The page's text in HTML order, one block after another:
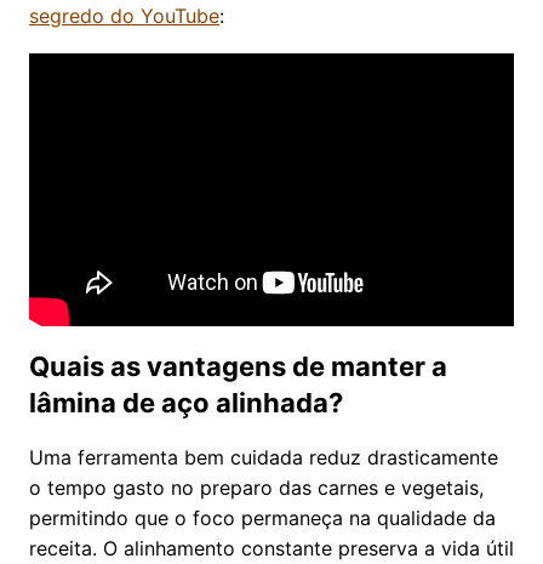
segredo do YouTube:
Quais as vantagens de manter a
lâmina de aço alinhada?
Uma ferramenta bem cuidada reduz drasticamente
o tempo gasto no preparo das carnes e vegetais,
permitindo que o foco permaneça na qualidade da
receita. O alinhamento constante preserva a vida útil